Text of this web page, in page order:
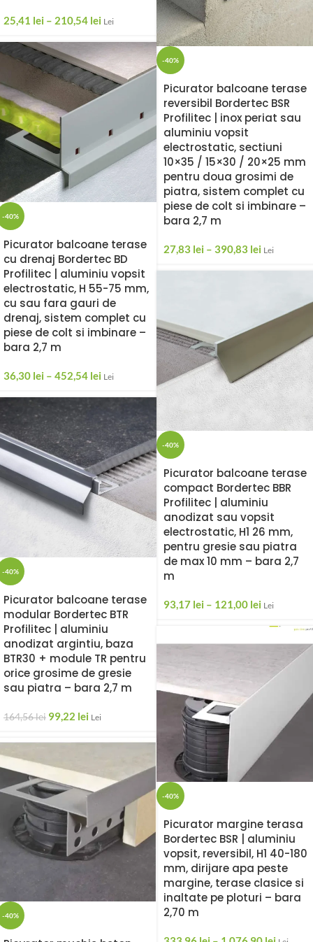
25,41 lei – 210,54 lei Lei
-40%
Picurator balcoane terase
reversibil Bordertec BSR
Profilitec | inox periat sau
aluminiu vopsit
electrostatic, sectiuni
10×35 / 15×30 / 20×25 mm
pentru doua grosimi de
piatra, sistem complet cu
piese de colt si imbinare –
bara 2,7 m
27,83 lei – 390,83 lei Lei
-40%
Picurator balcoane terase
cu drenaj Bordertec BD
Profilitec | aluminiu vopsit
electrostatic, H 55-75 mm,
cu sau fara gauri de
drenaj, sistem complet cu
piese de colt si imbinare –
bara 2,7 m
36,30 lei – 452,54 lei Lei
-40%
Picurator balcoane terase
compact Bordertec BBR
Profilitec | aluminiu
anodizat sau vopsit
electrostatic, H1 26 mm,
pentru gresie sau piatra
de max 10 mm – bara 2,7
m
93,17 lei – 121,00 lei Lei
-40%
Picurator balcoane terase
modular Bordertec BTR
Profilitec | aluminiu
anodizat argintiu, baza
BTR30 + module TR pentru
orice grosime de gresie
sau piatra – bara 2,7 m
164,56lei 99,22 lei Lei
-40%
Picurator margine terasa
Bordertec BSR | aluminiu
vopsit, reversibil, H1 40-180
mm, dirijare apa peste
margine, terase clasice si
inaltate pe ploturi – bara
2,70 m
-40%